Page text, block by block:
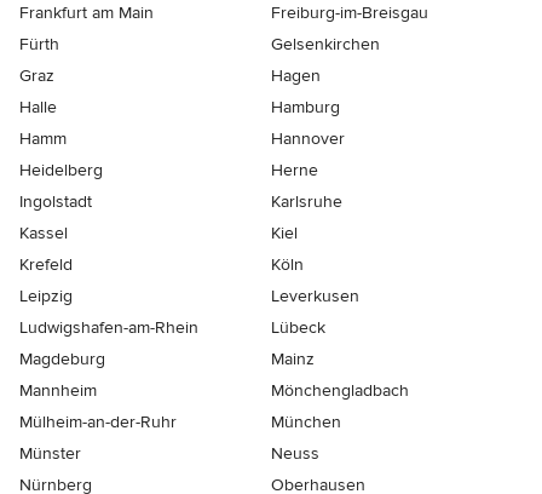
Frankfurt am Main
Freiburg-im-Breisgau
Fürth
Gelsenkirchen
Graz
Hagen
Halle
Hamburg
Hamm
Hannover
Heidelberg
Herne
Ingolstadt
Karlsruhe
Kassel
Kiel
Krefeld
Köln
Leipzig
Leverkusen
Ludwigshafen-am-Rhein
Lübeck
Magdeburg
Mainz
Mannheim
Mönchen­gladbach
Mülheim-an-der-Ruhr
München
Münster
Neuss
Nürnberg
Oberhausen